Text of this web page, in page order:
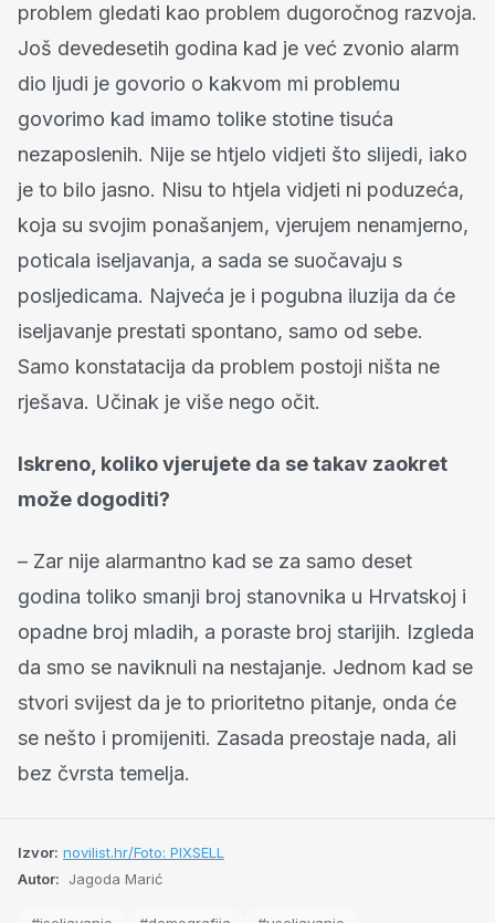
problem gledati kao problem dugoročnog razvoja.
Još devedesetih godina kad je već zvonio alarm
dio ljudi je govorio o kakvom mi problemu
govorimo kad imamo tolike stotine tisuća
nezaposlenih. Nije se htjelo vidjeti što slijedi, iako
je to bilo jasno. Nisu to htjela vidjeti ni poduzeća,
koja su svojim ponašanjem, vjerujem nenamjerno,
poticala iseljavanja, a sada se suočavaju s
posljedicama. Najveća je i pogubna iluzija da će
iseljavanje prestati spontano, samo od sebe.
Samo konstatacija da problem postoji ništa ne
rješava. Učinak je više nego očit.
Iskreno, koliko vjerujete da se takav zaokret
može dogoditi?
– Zar nije alarmantno kad se za samo deset
godina toliko smanji broj stanovnika u Hrvatskoj i
opadne broj mladih, a poraste broj starijih. Izgleda
da smo se naviknuli na nestajanje. Jednom kad se
stvori svijest da je to prioritetno pitanje, onda će
se nešto i promijeniti. Zasada preostaje nada, ali
bez čvrsta temelja.
Izvor: novilist.hr/Foto: PIXSELL
Autor:
Jagoda Marić